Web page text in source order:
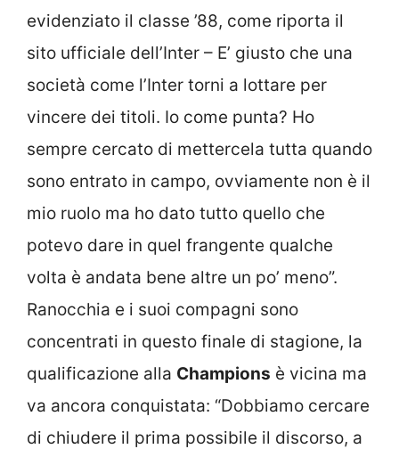
evidenziato il classe ’88, come riporta il
sito ufficiale dell’Inter – E’ giusto che una
società come l’Inter torni a lottare per
vincere dei titoli. Io come punta? Ho
sempre cercato di mettercela tutta quando
sono entrato in campo, ovviamente non è il
mio ruolo ma ho dato tutto quello che
potevo dare in quel frangente qualche
volta è andata bene altre un po’ meno”.
Ranocchia e i suoi compagni sono
concentrati in questo finale di stagione, la
qualificazione alla Champions è vicina ma
va ancora conquistata: “Dobbiamo cercare
di chiudere il prima possibile il discorso, a